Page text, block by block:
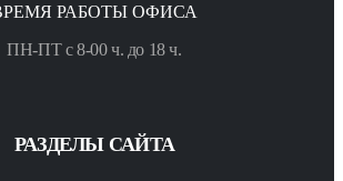
РАБОТЫ ОФИСА
ПН-ПТ с 8-00 ч. до 18 ч.
РАЗДЕЛЫ САЙТА